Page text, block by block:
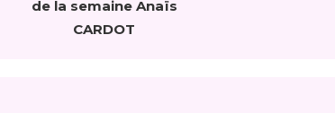
de la semaine Anaïs
CARDOT